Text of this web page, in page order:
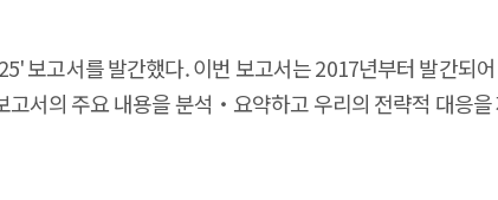
use cases, and associated challenges
system that combines advanced
and network infrastructure (connectivity),
in the physical world. Based on key technological
vehicle-type, drone-type, and AGV & AMR-type
보고서를 발간했다. 이번 보고서는 2017년부터 발간되
서의 주요 내용을 분석‧요약하고 우리의 전략적 대응을
드러진다. AI의 성능은 매년 급격하게 증가하여 이를
또한, AI의 활용 확산은 과학과 의료계의 발전을 이끌